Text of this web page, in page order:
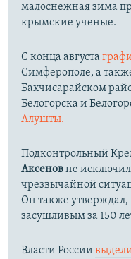
малоснежная зима
крымские ученые.
С конца августа
Симферополе, а
Бахчисарайском
Белогорска и
Алушты.
Подконтрольный
Аксеновне
чрезвычайной
Он также утверждал,
засушливым за 150
Власти России